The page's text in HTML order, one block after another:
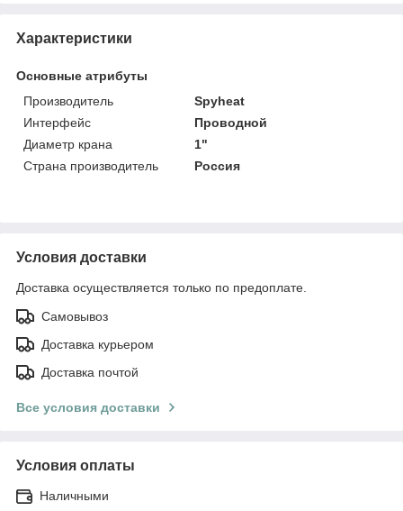
Характеристики
Основные атрибуты
Производитель
Spyheat
Интерфейс
Проводной
Диаметр крана
1"
Страна производитель
Россия
Условия доставки
Доставка осуществляется только по предоплате.
Самовывоз
Доставка курьером
Доставка почтой
Все условия доставки
Условия оплаты
Наличными